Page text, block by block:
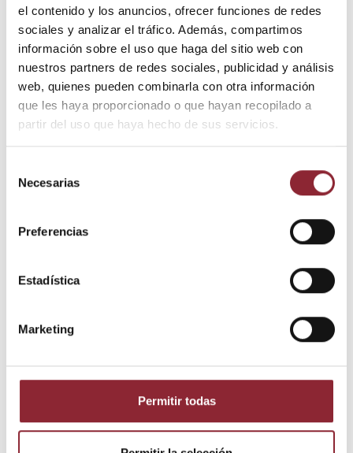
el contenido y los anuncios, ofrecer funciones de redes
sociales y analizar el tráfico. Además, compartimos
información sobre el uso que haga del sitio web con
nuestros partners de redes sociales, publicidad y análisis
web, quienes pueden combinarla con otra información
que les haya proporcionado o que hayan recopilado a
partir del uso que haya hecho de sus servicios.
Necesarias
Preferencias
Estadística
Marketing
Permitir todas
¿Tienes dudas? Te asesoramos
Envío gratis +60€
Pago seguro
Entrega 24/72h